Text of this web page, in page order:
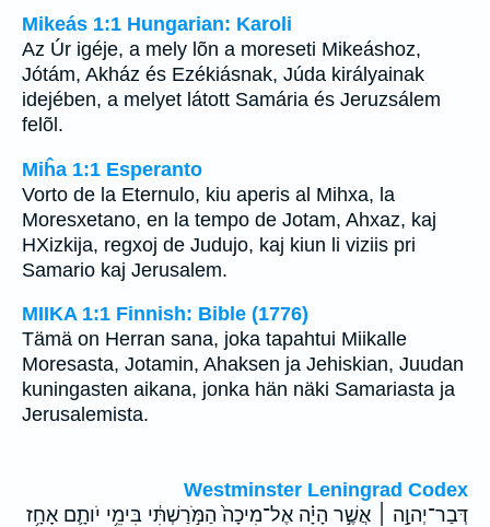
Mikeás 1:1 Hungarian: Karoli
Az Úr igéje, a mely lõn a moreseti Mikeáshoz,
Jótám, Akház és Ezékiásnak, Júda királyainak
idejében, a melyet látott Samária és Jeruzsálem
felõl.
Miĥa 1:1 Esperanto
Vorto de la Eternulo, kiu aperis al Mihxa, la
Moresxetano, en la tempo de Jotam, Ahxaz, kaj
HXizkija, regxoj de Judujo, kaj kiun li viziis pri
Samario kaj Jerusalem.
MIIKA 1:1 Finnish: Bible (1776)
Tämä on Herran sana, joka tapahtui Miikalle
Moresasta, Jotamin, Ahaksen ja Jehiskian, Juudan
kuningasten aikana, jonka hän näki Samariasta ja
Jerusalemista.
Westminster Leningrad Codex
דְּבַר־יְהוָ֣ה ׀ אֲשֶׁ֣ר הָיָ֗ה אֶל־מִיכָה֙ הַמֹּ֣רַשְׁתִּ֔י בִּימֵ֥י יֹותָ֛ם אָחָ֥ז